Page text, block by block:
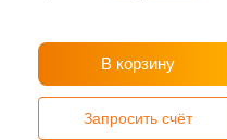
В корзину
Запросить счёт